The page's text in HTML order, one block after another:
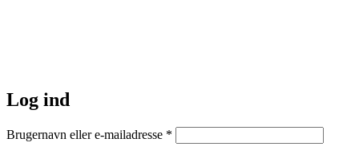
Log ind
Brugernavn eller e-mailadresse *